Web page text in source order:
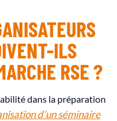
ILS
RSE ?
dans la préparation
d’un séminaire